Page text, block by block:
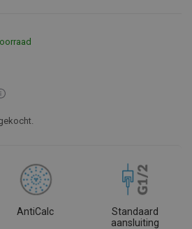
AntiCalc
Standaard
aansluiting